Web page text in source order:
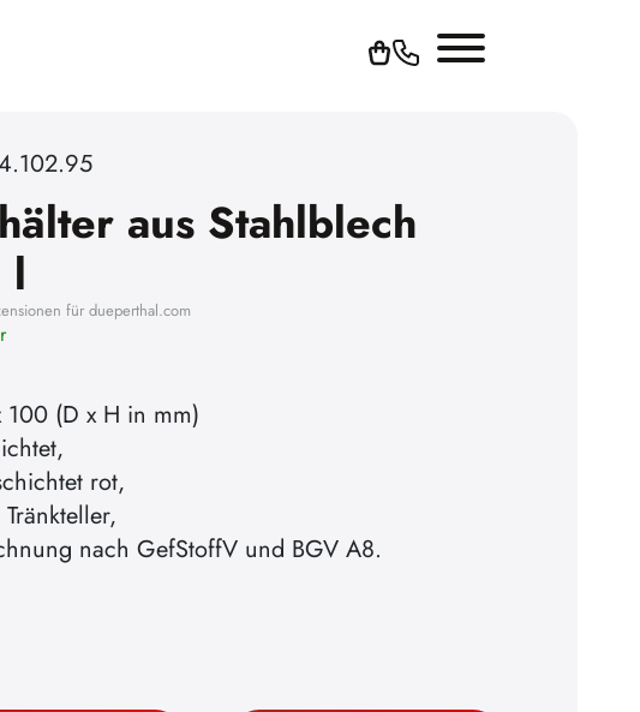
aus Stahlblech
l
für dueperthal.com
(D x H in mm)
rot,
nach GefStoffV und BGV A8.